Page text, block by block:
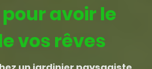
avoir le
vos rêves